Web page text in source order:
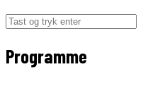
Søg
Programme